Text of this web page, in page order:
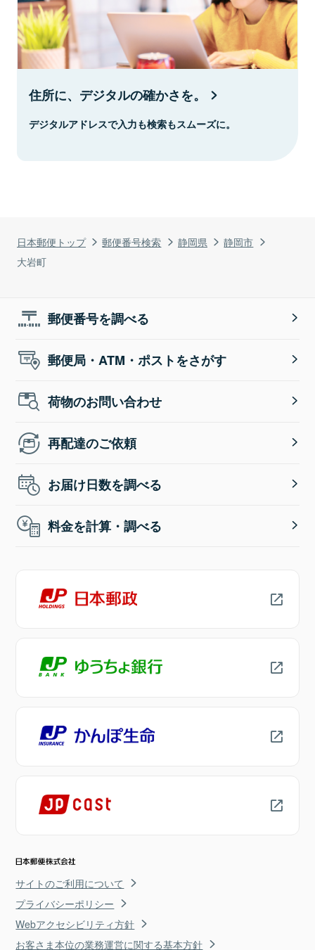
日本郵便トップ 郵便番号検索 静岡県
静岡市
大岩町
住所に、デジタルの確かさを。
デジタルアドレスで入力も検索もスムーズに。
郵便番号を調べる
郵便局・ATM・ポストをさがす
荷物のお問い合わせ
再配達のご依頼
お届け日数を調べる
料金を計算・調べる
サイトのご利用について
プライバシーポリシー
Webアクセシビリティ方針
お客さま本位の業務運営に関する基本方針